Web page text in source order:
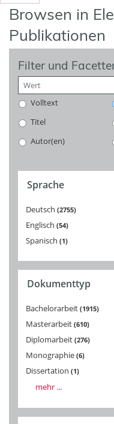
Browsen in
Publikationen
Filter und
Volltext
Titel
Autor(en)
Sprache
Deutsch 2755
Englisch 54
Spanisch 1
Dokumenttyp
Bachelorarbeit 1915
Masterarbeit 610
Diplomarbeit 276
Monographie 6
Dissertation 1
mehr ...